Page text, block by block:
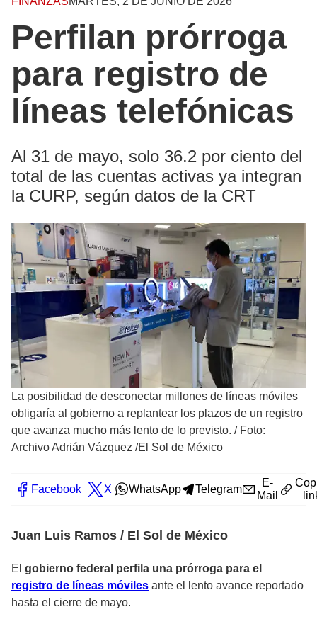
Perfilan prórroga
para registro de
líneas telefónicas
Al 31 de mayo, solo 36.2 por ciento del
total de las cuentas activas ya integran
la CURP, según datos de la CRT
La posibilidad de desconectar millones de líneas móviles
obligaría al gobierno a replantear los plazos de un registro
que avanza mucho más lento de lo previsto. / Foto:
Archivo Adrián Vázquez /El Sol de México
Facebook X WhatsApp Telegram
E-
Mail
Juan Luis Ramos / El Sol de México
El gobierno federal perfila una prórroga para el
registro de líneas móviles ante el lento avance reportado
hasta el cierre de mayo.